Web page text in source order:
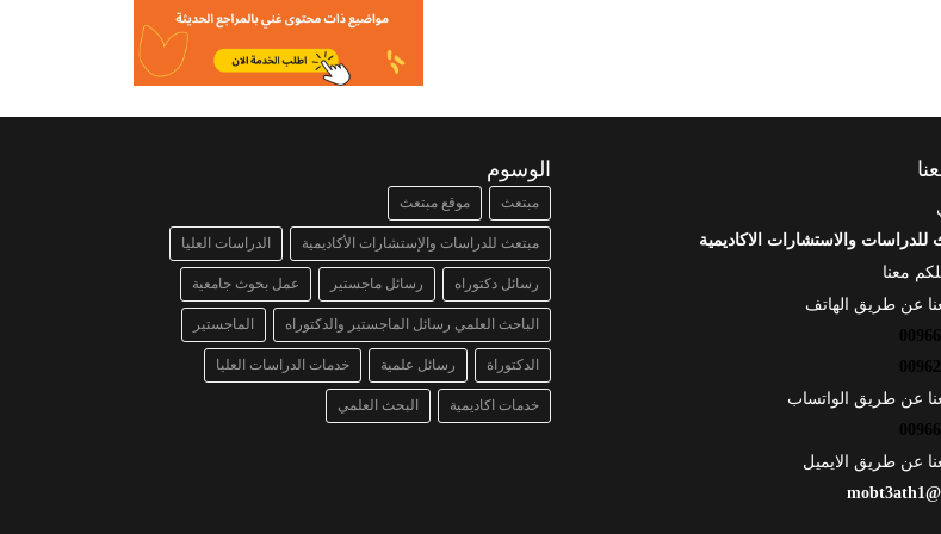
للدراسات والاستشارات الاكاديمية
معنا
عن طريق الهاتف
عن طريق الواتساب
عن طريق الايميل
الوسوم
مبتعث موقع مبتعث
مبتعث للدراسات والإستشارات الأكاديمية الدراسات العليا
رسائل دكتوراه رسائل ماجستير عمل بحوث جامعية
الباحث العلمي رسائل الماجستير والدكتوراه الماجستير
الدكتوراة رسائل علمية خدمات الدراسات العليا
خدمات اكاديمية البحث العلمي